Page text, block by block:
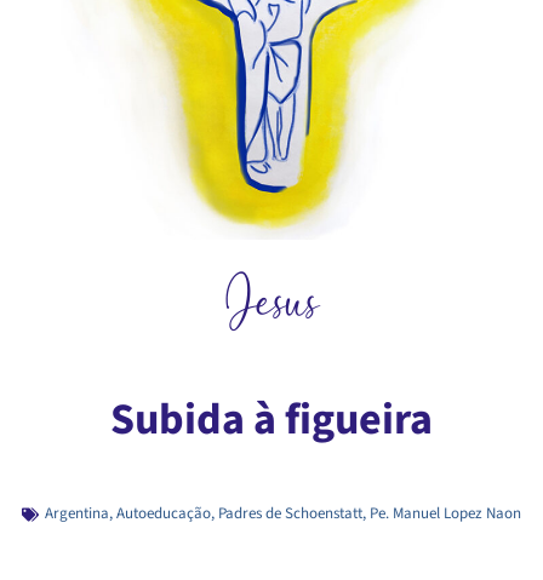
Jesus
Subida à figueira
Argentina,Autoeducação, Padres de Schoenstatt, Pe. Manuel Lopez Naon